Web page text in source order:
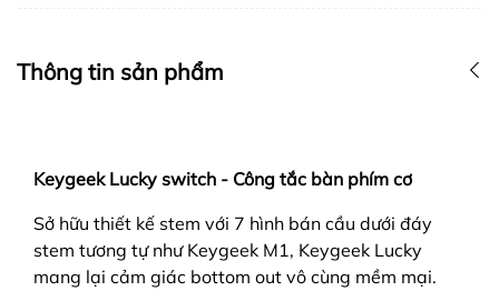
Thông tin sản phẩm
Keygeek Lucky switch - Công tắc bàn phím cơ
Sở hữu thiết kế stem với 7 hình bán cầu dưới đáy
stem tương tự như Keygeek M1, Keygeek Lucky
mang lại cảm giác bottom out vô cùng mềm mại.